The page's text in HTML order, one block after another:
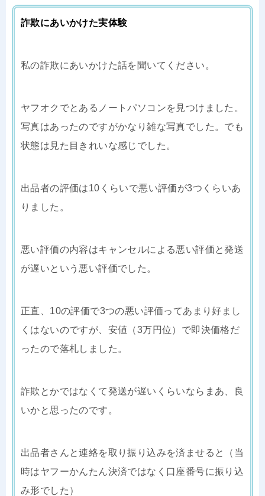
詐欺にあいかけた実体験
私の詐欺にあいかけた話を聞いてください。
ヤフオクでとあるノートパソコンを見つけました。
写真はあったのですがかなり雑な写真でした。でも
状態は見た目きれいな感じでした。
出品者の評価は10くらいで悪い評価が3つくらいあ
りました。
悪い評価の内容はキャンセルによる悪い評価と発送
が遅いという悪い評価でした。
正直、10の評価で3つの悪い評価ってあまり好まし
くはないのですが、安値（3万円位）で即決価格だ
ったので落札しました。
詐欺とかではなくて発送が遅いくらいならまあ、良
いかと思ったのです。
出品者さんと連絡を取り振り込みを済ませると（当
時はヤフーかんたん決済ではなく口座番号に振り込
み形でした）